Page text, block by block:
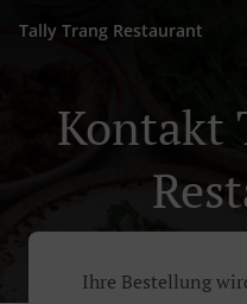
Tally Trang Restaurant
Kontakt
Ihre Bestellung